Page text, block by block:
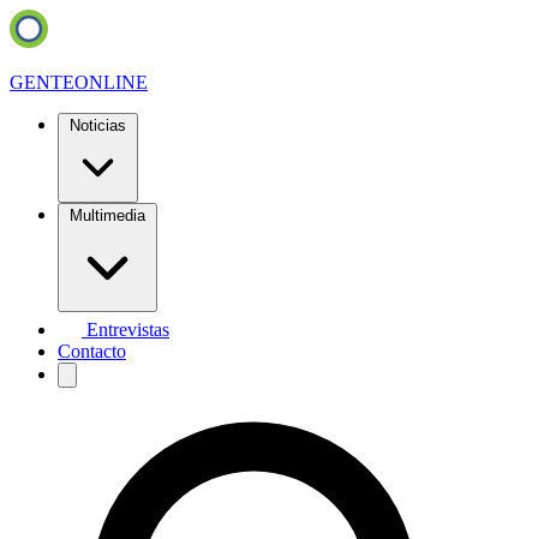
GENTEONLINE
Noticias
Multimedia
Entrevistas
Contacto